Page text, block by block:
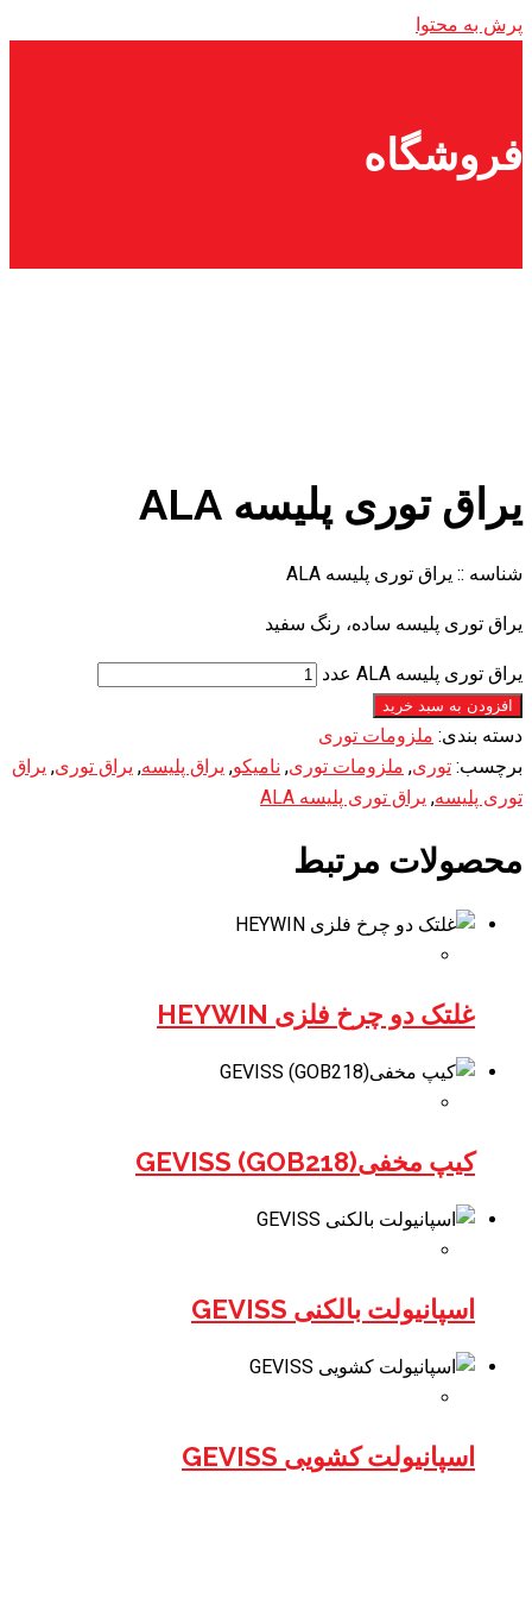
پرش به محتوا
فروشگاه
یراق توری پلیسه ALA
شناسه :: یراق توری پلیسه ALA
یراق توری پلیسه ساده، رنگ سفید
یراق توری پلیسه ALA عدد
افزودن به سبد خرید
دسته بندی: ملزومات توری
برچسب: توری, ملزومات توری, نامیکو, یراق پلیسه, یراق توری, یراق
توری پلیسه, یراق توری پلیسه ALA
محصولات مرتبط
غلتک دو چرخ فلزی HEYWIN
کیپ مخفی(GOB218) GEVISS
اسپانیولت بالکنی GEVISS
اسپانیولت کشویی GEVISS